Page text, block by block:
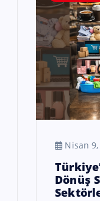
Nisan
Dönüş